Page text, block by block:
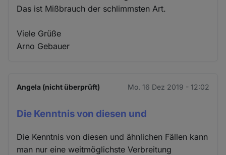
Das ist Mißbrauch der schlimmsten Art.
Viele Grüße
Arno Gebauer
Angela (nicht überprüft) Mo. 16 Dez 2019 - 12:02
Die Kenntnis von diesen und
Die Kenntnis von diesen und ähnlichen Fällen kann
man nur eine weitmöglichste Verbreitung